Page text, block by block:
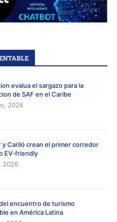
evalua el sargazo para la
de SAF en el Caribe
2026
y Cariló crean el primer corredor
EV-friendly
2026
encuentro de turismo
en América Latina